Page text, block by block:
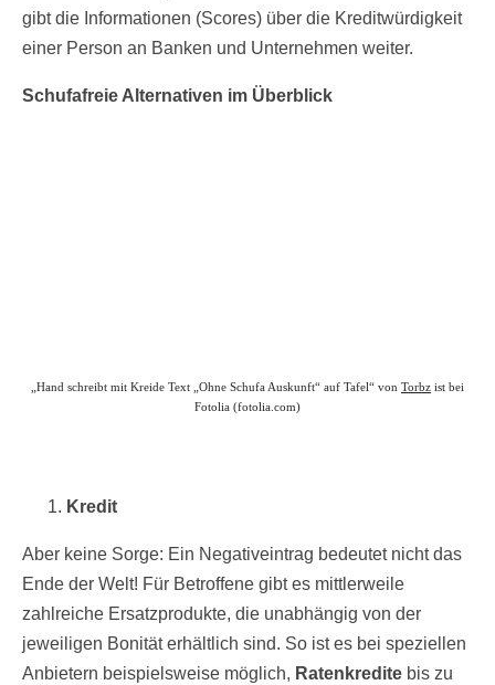
gibt die Informationen (Scores) über die Kreditwürdigkeit
einer Person an Banken und Unternehmen weiter.
Schufafreie Alternativen im Überblick
„Hand schreibt mit Kreide Text „Ohne Schufa Auskunft“ auf Tafel“ von Torbz ist bei
Fotolia (fotolia.com)
Kredit
Aber keine Sorge: Ein Negativeintrag bedeutet nicht das
Ende der Welt! Für Betroffene gibt es mittlerweile
zahlreiche Ersatzprodukte, die unabhängig von der
jeweiligen Bonität erhältlich sind. So ist es bei speziellen
Anbietern beispielsweise möglich, Ratenkredite bis zu